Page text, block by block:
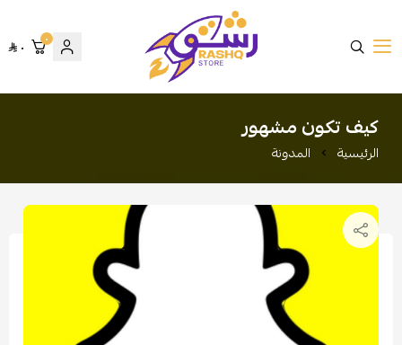
متجر رشق
٠ ٠
كيف تكون مشهور
الرئيسية المدونة